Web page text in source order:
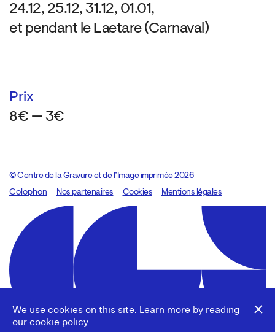
We use cookies on this site. Learn more by reading
our cookie policy.
24.12, 25.12, 31.12, 01.01,
et pendant le Laetare (Carnaval)
Prix
8€ — 3€
© Centre de la Gravure et de l’Image imprimée 2026
Colophon
Design:Marcel Kaczmarek, code:8080.studio
Nos partenaires Cookies Mentions légales